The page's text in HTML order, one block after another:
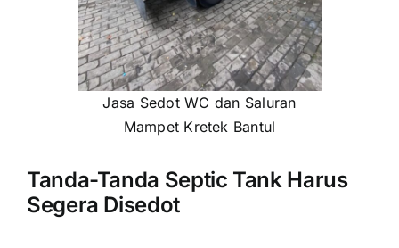
Jasa Sedot WC dan Saluran
Mampet Kretek Bantul
Tanda-Tanda Septic Tank Harus
Segera Disedot